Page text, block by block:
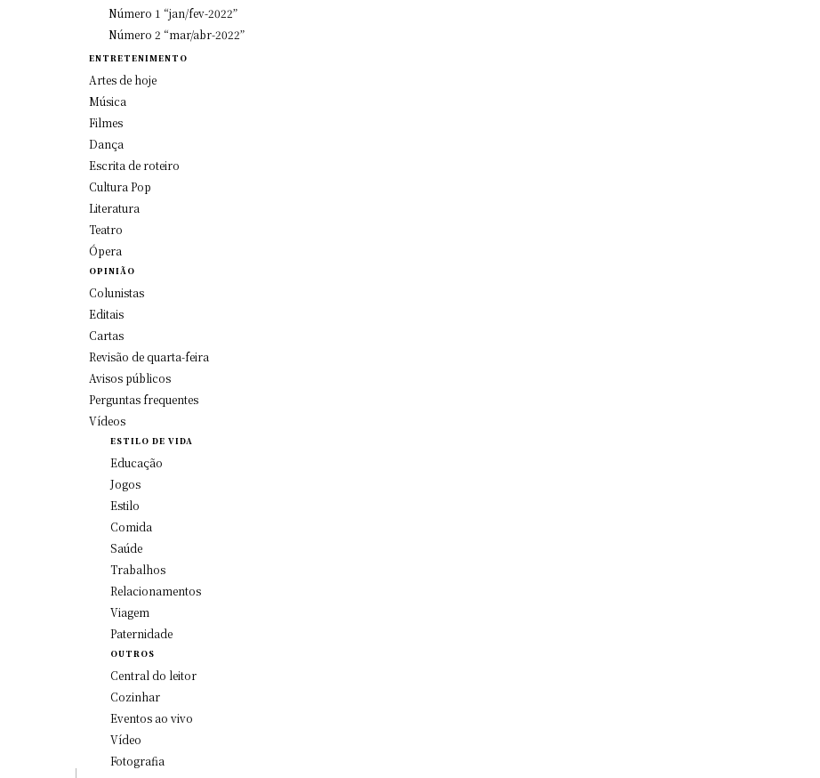
Número 1 “jan/fev-2022”
Número 2 “mar/abr-2022”
ENTRETENIMENTO
Artes de hoje
Música
Filmes
Dança
Escrita de roteiro
Cultura Pop
Literatura
Teatro
Ópera
OPINIÃO
Colunistas
Editais
Cartas
Revisão de quarta-feira
Avisos públicos
Perguntas frequentes
Vídeos
ESTILO DE VIDA
Educação
Jogos
Estilo
Comida
Saúde
Trabalhos
Relacionamentos
Viagem
Paternidade
OUTROS
Central do leitor
Cozinhar
Eventos ao vivo
Vídeo
Fotografia